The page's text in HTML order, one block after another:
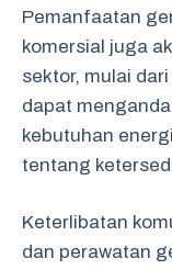
Pemanfaatan
komersial juga
sektor, mulai
dapat
kebutuhan
tentang
Keterlibatan
dan perawatan